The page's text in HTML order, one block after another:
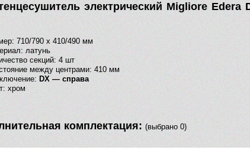
электрический Migliore Edera
710/790 x 410/490 мм
латунь
секций: 4 шт
между центрами: 410 мм
DX — справа
хром
комплектация: (выбрано 0)